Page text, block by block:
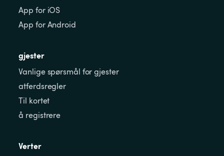
App for iOS
App for Android
gjester
Vanlige spørsmål for gjester
atferdsregler
Til kortet
å registrere
Verter